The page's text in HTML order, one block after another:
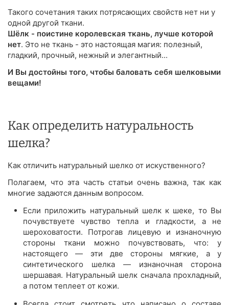
Такого сочетания таких потрясающих свойств нет ни у
одной другой ткани.
Шёлк - поистине королевская ткань, лучше которой
нет. Это не ткань - это настоящая магия: полезный,
гладкий, прочный, нежный и элегантный...
И Вы достойны того, чтобы баловать себя шелковыми
вещами!
Как определить натуральность
шелка?
Как отличить натуральный шелко от искуственного?
Полагаем, что эта часть статьи очень важна, так как
многие задаются данным вопросом.
Если приложить натуральный шелк к шеке, то Вы
почувствуете чувство тепла и гладкости, а не
шероховатости. Потрогав лицевую и изнаночную
стороны ткани можно почувствовать, что: у
настоящего — эти две стороны мягкие, а у
синтетического шелка — изнаночная сторона
шершавая. Натуральный шелк сначала прохладный,
а потом теплеет от кожи.